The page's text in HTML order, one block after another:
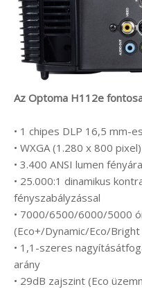
Az Optoma H112e
• 1 chipes DLP 16,5 mm-
• WXGA (1.280 x 800
• 3.400 ANSI lumen
• 25.000:1 dinamikus
fényszabályzással
• 7000/6500/6000/5000
(Eco+/Dynamic/Eco/
• 1,1-szeres
arány
• 29dB zajszint (Eco